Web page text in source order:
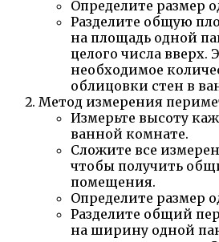
Определите размер
Разделите общую
на площадь одной
целого числа вверх.
необходимое
облицовки стен в
Метод измерения
Измерьте высоту
ванной комнате.
Сложите все
чтобы получить
помещения.
Определите размер
Разделите общий
на ширину одной